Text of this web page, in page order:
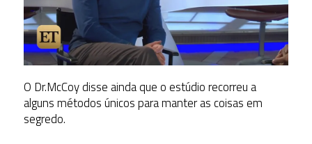
O Dr.McCoy disse ainda que o estúdio recorreu a
alguns métodos únicos para manter as coisas em
segredo.